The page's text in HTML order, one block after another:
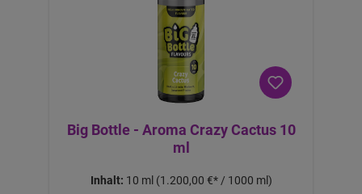
Big Bottle - Aroma Crazy Cactus 10
ml
Inhalt: 10 ml (1.200,00 €* / 1000 ml)